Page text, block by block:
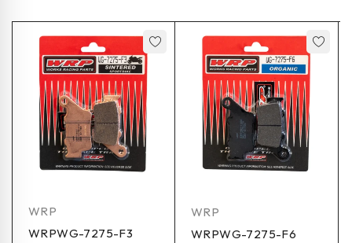
WRP
WRPWG-7275-F3
WRP
WRPWG-7275-F6